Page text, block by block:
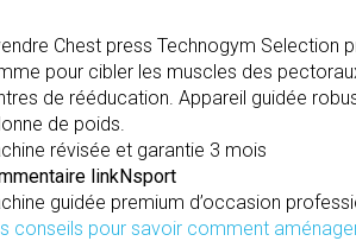
Chest press Technogym Selection
pour cibler les muscles des
de rééducation. Appareil guidée
de poids.
révisée et garantie 3 mois
linkNsport
guidée premium d’occasion
conseils pour savoir comment